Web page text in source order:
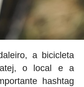
a bicicleta
o local e a
hashtag